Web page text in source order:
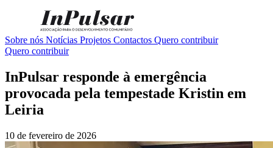
Sobre nós Notícias Projetos Contactos Quero contribuir
Quero contribuir
InPulsar responde à emergência
provocada pela tempestade Kristin em
Leiria
10 de fevereiro de 2026